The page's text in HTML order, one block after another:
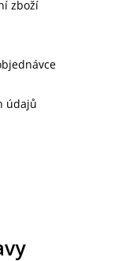
zboží
údajů